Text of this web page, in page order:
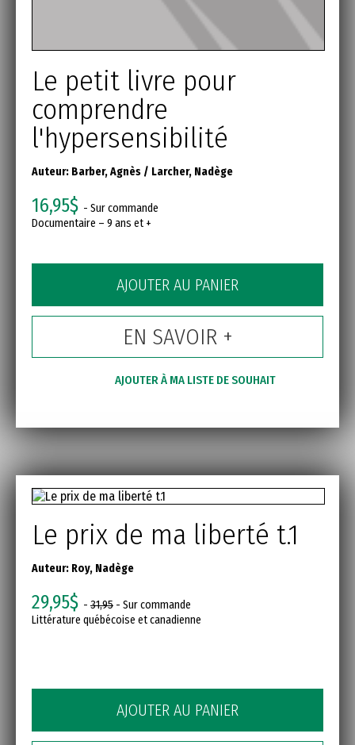
Le petit livre pour
comprendre
l'hypersensibilité
Auteur: Barber, Agnès / Larcher, Nadège
16,95$ - Sur commande
Documentaire – 9 ans et +
AJOUTER AU PANIER
EN SAVOIR +
AJOUTER À MA LISTE DE SOUHAIT
Le prix de ma liberté t.1
Auteur: Roy, Nadège
29,95$ - 31,95 - Sur commande
Littérature québécoise et canadienne
AJOUTER AU PANIER